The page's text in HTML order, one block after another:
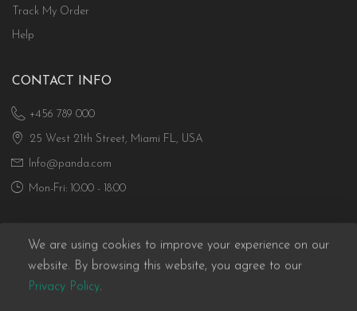
Track My Order
Help
CONTACT INFO
+456 789 000
25 West 21th Street, Miami FL, USA
Info@panda.com
Mon-Fri: 10:00 - 18:00
We are using cookies to improve your experience on our
website. By browsing this website, you agree to our
Privacy Policy.